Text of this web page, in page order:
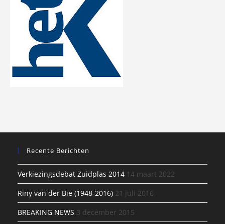
Recente Berichten
Verkiezingsdebat Zuidplas 2014 14 maart 2022
Riny van der Bie (1948-2016) 21 juli 2016
BREAKING NEWS 3 december 2015